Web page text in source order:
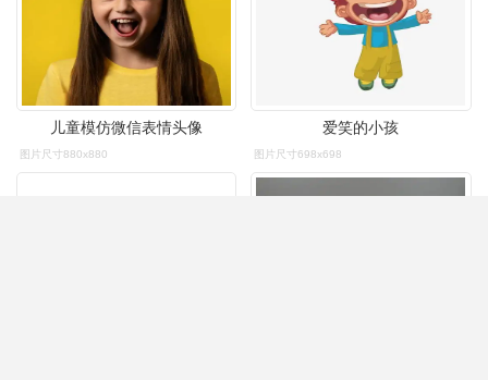
儿童模仿微信表情头像
图片尺寸880x880
爱笑的小孩
图片尺寸698x698